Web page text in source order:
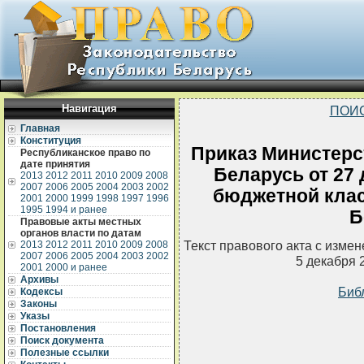
Навигация
Главная
Конституция
Республиканское право по
дате принятия
2013 2012 2011 2010 2009 2008
2007 2006 2005 2004 2003 2002
2001 2000 1999 1998 1997 1996
1995 1994 и ранее
Правовые акты местных
органов власти по датам
2013 2012 2011 2010 2009 2008
2007 2006 2005 2004 2003 2002
2001 2000 и ранее
Архивы
Кодексы
Законы
Указы
Постановления
Поиск документа
Полезные ссылки
Приказ
Беларусь от
бюджетной
Текст правового акта с
5 декабря